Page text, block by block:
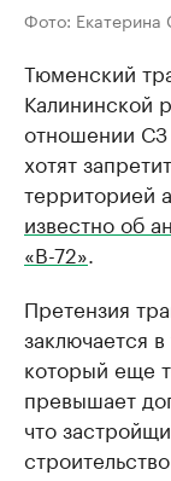
Фото: Екатерина
Тюменский
Калининской
отношении
хотят
территорией
известно об
«В-72»
Претензия
заключается
который еще
превышает
что